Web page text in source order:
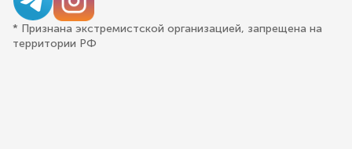
* Признана экстремистской организацией, запрещена на
территории РФ